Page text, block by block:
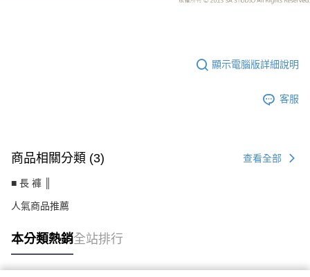
顯示電腦版詳細說明
客服
商品相關分類 (3) 查看全部
■ 長 褲 ║
人氣商品推薦
本分類熱銷全站排行